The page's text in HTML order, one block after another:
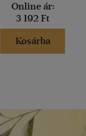
Online ár:
3 192 Ft
Kosárba